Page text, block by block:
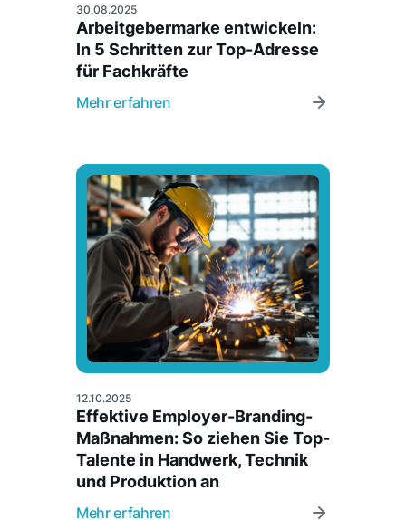
30.08.2025
Arbeitgebermarke entwickeln:
In 5 Schritten zur Top-Adresse
für Fachkräfte
Mehr erfahren
12.10.2025
Effektive Employer-Branding-
Maßnahmen: So ziehen Sie Top-
Talente in Handwerk, Technik
und Produktion an
Mehr erfahren